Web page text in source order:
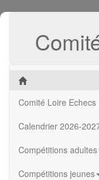
Comité Loire Echecs
Calendrier 2026-
Compétitions adultes
Compétitions jeunes